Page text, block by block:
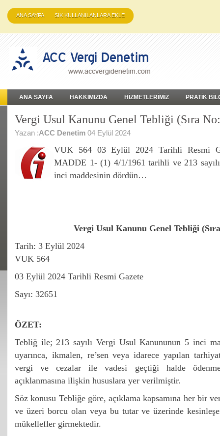
ANA SAYFA SIK KULLANILANLARA EKLE
ANA SAYFA HAKKIMIZDA HİZMETLERİMİZ PRATİK
Vergi Usul Kanunu Genel Tebliği (Sıra
Yazan :ACC Denetim 04 Eylül 2024
VUK 564 03 Eylül 2024 Tarihli Resmi
MADDE 1- (1) 4/1/1961 tarihli ve 213
inci maddesinin dördün…
Vergi Usul Kanunu Genel Tebliği
Tarih: 3 Eylül 2024
VUK 564
03 Eylül 2024 Tarihli Resmi Gazete
Sayı: 32651
ÖZET:
Tebliğ ile; 213 sayılı Vergi Usul Kanununun 5 inci
uyarınca, ikmalen, re’sen veya idarece yapılan
vergi ve cezalar ile vadesi geçtiği halde
açıklanmasına ilişkin hususlara yer verilmiştir.
Söz konusu Tebliğe göre, açıklama kapsamına her bir
ve üzeri borcu olan veya bu tutar ve üzerinde
mükellefler girmektedir.